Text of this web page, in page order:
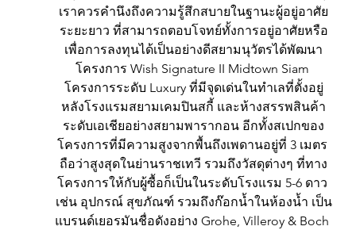
เราควรคำนึงถึงความรู้สึกสบายในฐานะผู้อยู่อาศัย
ระยะยาว ที่สามารถตอบโจทย์ทั้งการอยู่อาศัยหรือ
เพื่อการลงทุนได้เป็นอย่างดีสยามนุวัตรได้พัฒนา
โครงการ Wish Signature II Midtown Siam
โครงการระดับ Luxury ที่มีจุดเด่นในทำเลที่ตั้งอยู่
หลังโรงแรมสยามเคมปินสกี้ และห้างสรรพสินค้า
ระดับเอเชียอย่างสยามพารากอน อีกทั้งสเปกของ
โครงการที่มีความสูงจากพื้นถึงเพดานอยู่ที่ 3 เมตร
ถือว่าสูงสุดในย่านราชเทวี รวมถึงวัสดุต่างๆ ที่ทาง
โครงการให้กับผู้ซื้อก็เป็นในระดับโรงแรม 5-6 ดาว
เช่น อุปกรณ์ สุขภัณฑ์ รวมถึงก๊อกน้ำในห้องน้ำ เป็น
แบรนด์เยอรมันชื่อดังอย่าง Grohe, Villeroy & Boch